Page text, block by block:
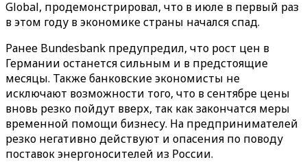
Global, продемонстрировал, что в июле в первый раз
в этом году в экономике страны начался спад.
Ранее Bundesbank предупредил, что рост цен в
Германии останется сильным и в предстоящие
месяцы. Также банковские экономисты не
исключают возможности того, что в сентябре цены
вновь резко пойдут вверх, так как закончатся меры
временной помощи бизнесу. На предпринимателей
резко негативно действуют и опасения по поводу
поставок энергоносителей из России.